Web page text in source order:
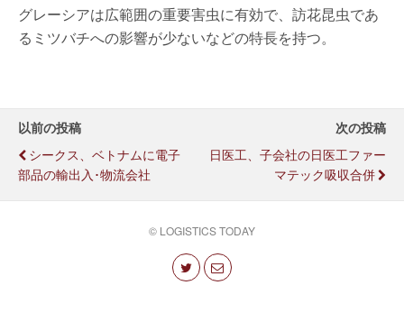
グレーシアは広範囲の重要害虫に有効で、訪花昆虫であ
るミツバチへの影響が少ないなどの特長を持つ。
以前の投稿
シークス、ベトナムに電子
部品の輸出入･物流会社
次の投稿
日医工、子会社の日医工ファー
マテック吸収合併
© LOGISTICS TODAY